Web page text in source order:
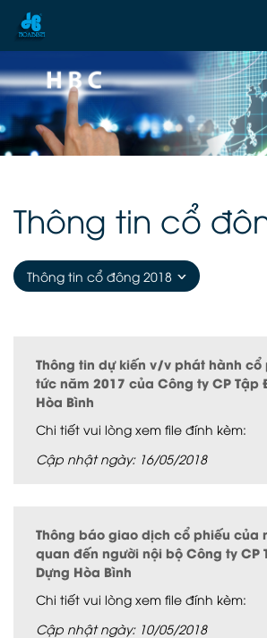
Thông tin cổ
Thông tin cổ đông 2018
Thông tin dự kiến v/v phát hành cổ
tức năm 2017 của Công ty CP Tập
Hòa Bình
Chi tiết vui lòng xem file đính kèm:
Cập nhật ngày: 16/05/2018
Thông báo giao dịch cổ phiếu của
quan đến người nội bộ Công ty CP
Dựng Hòa Bình
Chi tiết vui lòng xem file đính kèm:
Cập nhật ngày: 10/05/2018